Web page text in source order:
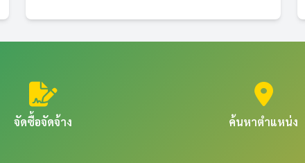
จัดซื้อจัดจ้าง ค้นหาตำแหน่ง